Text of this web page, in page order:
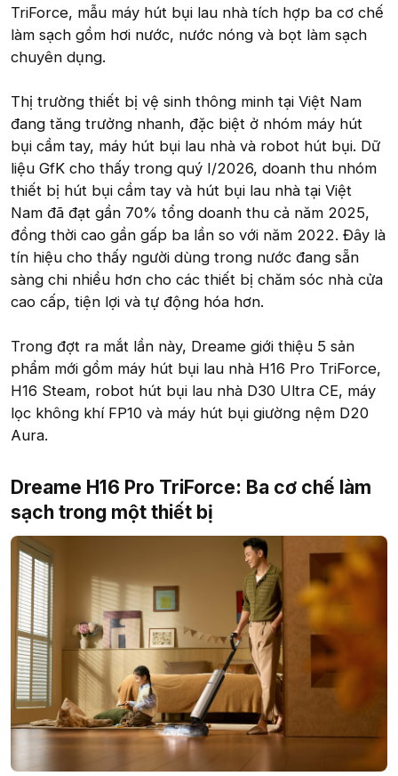
TriForce, mẫu máy hút bụi lau nhà tích hợp ba cơ chế
làm sạch gồm hơi nước, nước nóng và bọt làm sạch
chuyên dụng.
Thị trường thiết bị vệ sinh thông minh tại Việt Nam
đang tăng trưởng nhanh, đặc biệt ở nhóm máy hút
bụi cầm tay, máy hút bụi lau nhà và robot hút bụi. Dữ
liệu GfK cho thấy trong quý I/2026, doanh thu nhóm
thiết bị hút bụi cầm tay và hút bụi lau nhà tại Việt
Nam đã đạt gần 70% tổng doanh thu cả năm 2025,
đồng thời cao gần gấp ba lần so với năm 2022. Đây là
tín hiệu cho thấy người dùng trong nước đang sẵn
sàng chi nhiều hơn cho các thiết bị chăm sóc nhà cửa
cao cấp, tiện lợi và tự động hóa hơn.
Trong đợt ra mắt lần này, Dreame giới thiệu 5 sản
phẩm mới gồm máy hút bụi lau nhà H16 Pro TriForce,
H16 Steam, robot hút bụi lau nhà D30 Ultra CE, máy
lọc không khí FP10 và máy hút bụi giường nệm D20
Aura.
Dreame H16 Pro TriForce: Ba cơ chế làm
sạch trong một thiết bị​